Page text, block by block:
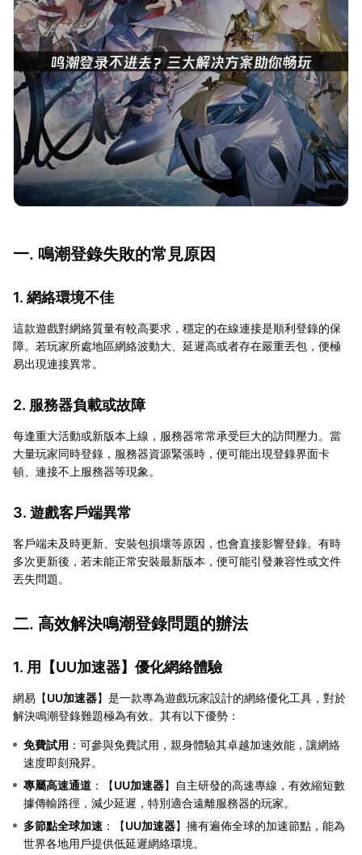
一. 鳴潮登錄失敗的常見原因
1. 網絡環境不佳
這款遊戲對網絡質量有較高要求，穩定的在線連接是順利登錄的保
障。若玩家所處地區網絡波動大、延遲高或者存在嚴重丟包，便極
易出現連接異常。
2. 服務器負載或故障
每逢重大活動或新版本上線，服務器常常承受巨大的訪問壓力。當
大量玩家同時登錄，服務器資源緊張時，便可能出現登錄界面卡
頓、連接不上服務器等現象。
3. 遊戲客戶端異常
客戶端未及時更新、安裝包損壞等原因，也會直接影響登錄。有時
多次更新後，若未能正常安裝最新版本，便可能引發兼容性或文件
丟失問題。
二. 高效解決鳴潮登錄問題的辦法
1. 用【UU加速器】優化網絡體驗
網易【UU加速器】是一款專為遊戲玩家設計的網絡優化工具，對於
解決鳴潮登錄難題極為有效。其有以下優勢：
免費試用 ：可參與免費試用，親身體驗其卓越加速效能，讓網絡
速度即刻飛昇。
專屬高速通道 ：【UU加速器】自主研發的高速專線，有效縮短數
據傳輸路徑，減少延遲，特別適合遠離服務器的玩家。
多節點全球加速 ：【UU加速器】擁有遍佈全球的加速節點，能為
世界各地用戶提供低延遲網絡環境。